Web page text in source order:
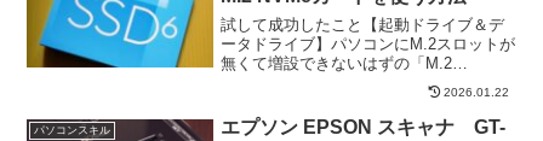
試して成功したこと【起動ドライブ＆デ
ータドライブ】パソコンにM.2スロットが
無くて増設できないはずの「M.2
2026.01.22
パソコンスキル
エプソン EPSON スキャナ GT-